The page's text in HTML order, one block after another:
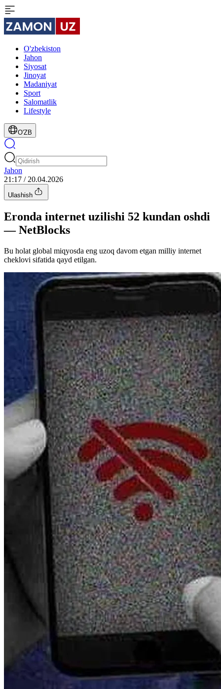
O'zbekiston
Jahon
Siyosat
Jinoyat
Madaniyat
Sport
Salomatlik
Lifestyle
O'ZB
Jahon
21:17 / 20.04.2026
Ulashish
Eronda internet uzilishi 52 kundan oshdi
— NetBlocks
Bu holat global miqyosda eng uzoq davom etgan milliy internet
cheklovi sifatida qayd etilgan.